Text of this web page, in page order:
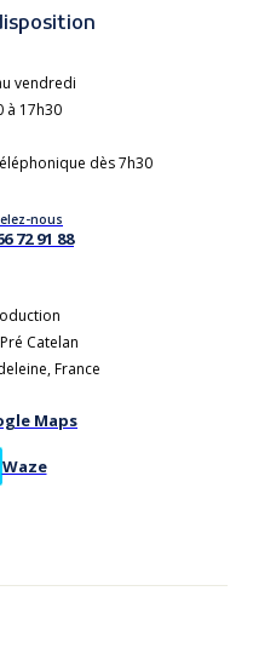
vendredi
à 17h30
dès 7h30
nous
72 91 88
Catelan
France
Maps
Waze